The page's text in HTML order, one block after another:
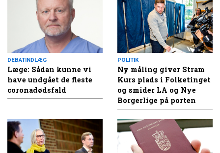
DEBATINDLÆG
Læge: Sådan kunne vi
have undgået de fleste
coronadødsfald
POLITIK
Ny måling giver Stram
Kurs plads i Folketinget
og smider LA og Nye
Borgerlige på porten